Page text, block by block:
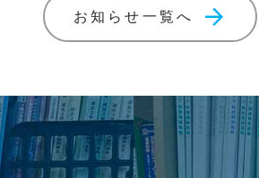
お知らせ一覧へ arrow_forward